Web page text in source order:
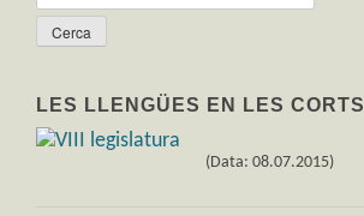
LES LLENGÜES EN LES CORTS
(Data: 08.07.2015)